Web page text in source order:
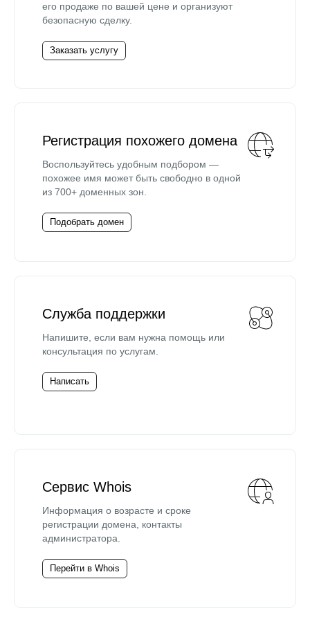
его продаже по вашей цене и организуют
безопасную сделку.
Заказать услугу
Регистрация похожего домена
Воспользуйтесь удобным подбором —
похожее имя может быть свободно в одной
из 700+ доменных зон.
Подобрать домен
Служба поддержки
Напишите, если вам нужна помощь или
консультация по услугам.
Написать
Сервис Whois
Информация о возрасте и сроке
регистрации домена, контакты
администратора.
Перейти в Whois